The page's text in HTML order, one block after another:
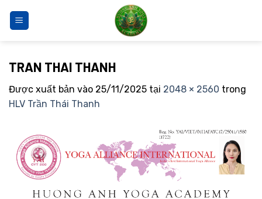
qua
TRAN THAI THANH
Được xuất bản vào 25/11/2025 tại 2048 × 2560 trong
HLV Trần Thái Thanh